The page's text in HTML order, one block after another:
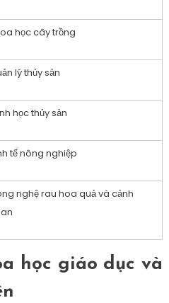
học cây trồng
lý thủy sản
học thủy sản
tế nông nghiệp
nghệ rau hoa quả và cảnh
học giáo dục và